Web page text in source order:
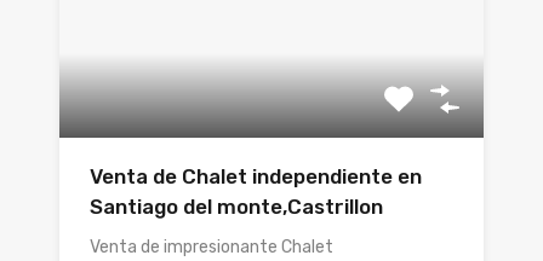
Venta de Chalet independiente en
Santiago del monte,Castrillon
Venta de impresionante Chalet